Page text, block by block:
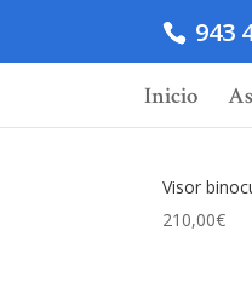
943
Inicio
Visor
210,00€